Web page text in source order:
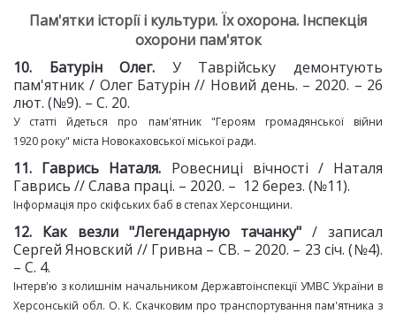
Пам'ятки історії і культури. Їх охорона. Інспекція
охорони пам'яток
10. Батурін Олег. У Таврійську демонтують
пам'ятник / Олег Батурін // Новий день. – 2020. – 26
лют. (№9). – С. 20.
У статті йдеться про пам'ятник "Героям громадянської війни
1920 року" міста Новокаховської міської ради.
11. Гаврись Наталя. Ровесниці вічності / Наталя
Гаврись // Слава праці. – 2020. – 12 берез. (№11).
Інформація про скіфських баб в степах Херсонщини.
12. Как везли "Легендарную тачанку" / записал
Сергей Яновский // Гривна – СВ. – 2020. – 23 січ. (№4).
– С. 4.
Інтерв'ю з колишнім начальником Державтоінспекції УМВС України в
Херсонській обл. О. К. Скачковим про транспортування пам'ятника з